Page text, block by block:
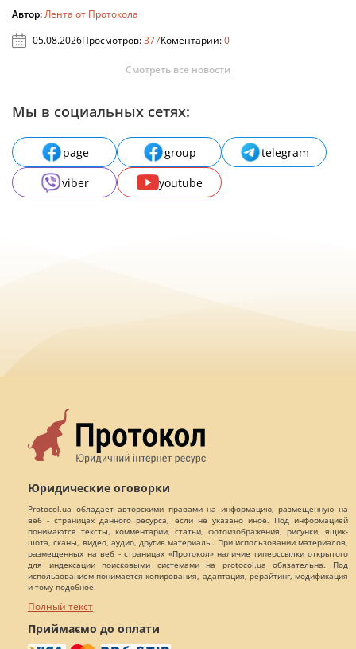
Автор:Лента от Протокола
05.08.2026Просмотров:377Коментарии:0
Смотреть все новости
Мы в социальных сетях:
page group
telegram
viber
youtube
Юридические оговорки
Protocol.ua обладает авторскими правами на информацию, размещенную на
веб - страницах данного ресурса, если не указано иное. Под информацией
понимаются тексты, комментарии, статьи, фотоизображения, рисунки, ящик-
шота, сканы, видео, аудио, другие материалы. При использовании материалов,
размещенных на веб - страницах «Протокол» наличие гиперссылки открытого
для индексации поисковыми системами на protocol.ua обязательна. Под
использованием понимается копирования, адаптация, рерайтинг, модификация
и тому подобное.
Полный текст
Приймаємо до оплати